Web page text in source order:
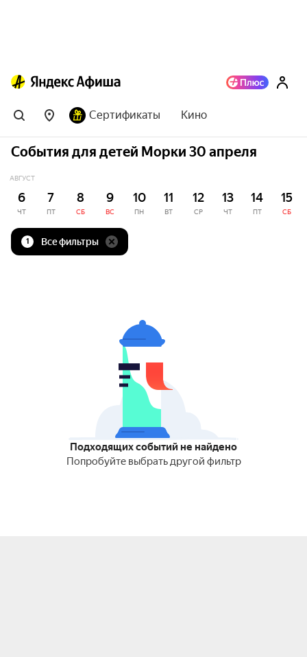
Сертификаты Кино
События для детей Морки 30 апреля
АВГУСТ
6
ЧТ
7
ПТ
8
СБ
9
ВС
10
ПН
11
ВТ
12
СР
13
ЧТ
14
ПТ
15
СБ
1 Все фильтры
Подходящих событий не найдено
Попробуйте выбрать другой фильтр